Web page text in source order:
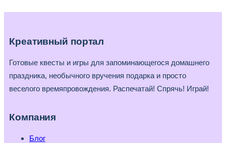
Креативный портал
Готовые квесты и игры для запоминающегося домашнего
праздника, необычного вручения подарка и просто
веселого времяпровождения. Распечатай! Спрячь! Играй!
Компания
Блог